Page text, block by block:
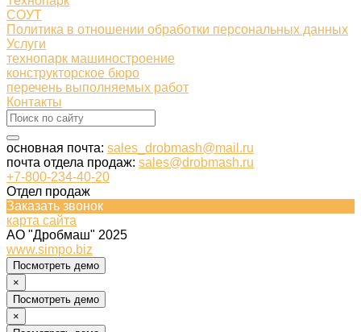
СОУТ
Политика в отношении обработки персональных данных
Услуги
технопарк машиностроение
конструкторское бюро
перечень выполняемых работ
Контакты
основная почта: sales_drobmash@mail.ru
почта отдела продаж: sales@drobmash.ru
+7-800-234-40-20
Отдел продаж
Заказать звонок
карта сайта
АО "Дробмаш" 2025
www.simpo.biz
Посмотреть демо
×
Посмотреть демо
×